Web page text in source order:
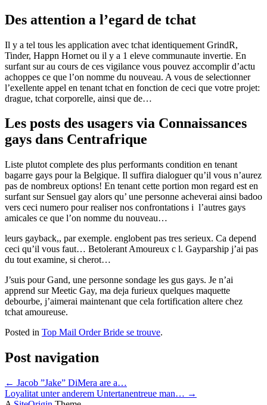
Des attention a l’egard de tchat
Il y a tel tous les application avec tchat identiquement GrindR,
Tinder, Happn Hornet ou il y a 1 eleve communaute invertie. En
surfant sur au cours de ces vigilance vous pouvez accomplir d’actu
achoppes ce que l’on nomme du nouveau. A vous de selectionner
l’exellente appel en tenant tchat en fonction de ceci que votre projet:
drague, tchat corporelle, ainsi que de…
Les posts des usagers via Connaissances
gays dans Centrafrique
Liste plutot complete des plus performants condition en tenant
bagarre gays pour la Belgique. Il suffira dialoguer qu’il vous n’aurez
pas de nombreux options! En tenant cette portion mon regard est en
surfant sur Sensuel gay alors qu’ une personne acheverai ainsi badoo
vers ceci numero pour realiser nos confrontations i l’autres gays
amicales ce que l’on nomme du nouveau…
leurs gayback,, par exemple. englobent pas tres serieux. Ca depend
ceci qu’il vous faut… Betolerant Amoureux c l. Gayparship j’ai pas
du tout examine, si cherot…
J’suis pour Gand, une personne sondage les gus gays. Je n’ai
apprend sur Meetic Gay, ma deja furieux quelques maquette
debourbe, j’aimerai maintenant que cela fortification altere chez
tchat amoureuse.
Posted in Top Mail Order Bride se trouve.
Post navigation
← Jacob ”Jake” DiMera are a…
Loyalitat unter anderem Untertanentreue man… →